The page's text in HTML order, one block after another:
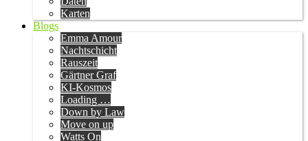
Karten
Blogs
Emma Amour
Nachtschicht
Rauszeit
Gärtner Graf
KI-Kosmos
Loading …
Down by Law
Move on up
Watts On